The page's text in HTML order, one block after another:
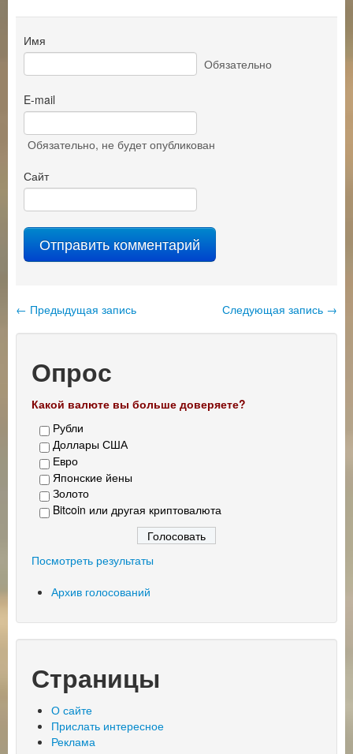
Имя
Обязательно
E-mail
Обязательно, не будет опубликован
Сайт
Навигация по записям
Следующая запись →
← Предыдущая запись
Опрос
Какой валюте вы больше доверяете?
Рубли
Доллары США
Евро
Японские йены
Золото
Bitcoin или другая криптовалюта
Посмотреть результаты
Архив голосований
Страницы
О сайте
Прислать интересное
Реклама